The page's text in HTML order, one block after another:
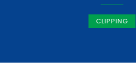
CLIPPING